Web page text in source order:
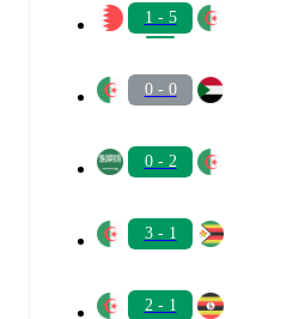
1 - 5
0 - 0
0 - 2
3 - 1
2 - 1